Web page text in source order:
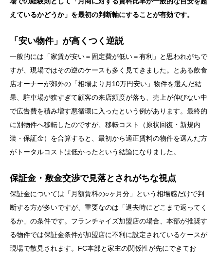
えているかどうか」を最初の判断軸にすることが有効です。
「安い物件」が高くつく逆説
一般的には「家賃が安い＝固定費が低い＝有利」と思われがちで
すが、現場ではその逆のケースも多く見てきました。とある飲食
店オーナーが郊外の「相場より月10万円安い」物件を選んだ結
果、駐車場が狭すぎて顧客の来店頻度が落ち、売上が伸びない中
で広告費を積み増す悪循環に入ったという例があります。最終的
に別物件へ移転したのですが、移転コスト（原状回復・新規内
装・保証金）を合算すると、最初から適正賃料の物件を選んだ方
がトータルコストは低かったという結論になりました。
保証金・敷金交渉で見落とされがちな視点
保証金については「月額賃料の○ヶ月分」という相場感だけで判
断する方が多いですが、重要なのは「退去時にどこまで返ってく
るか」の条件です。フランチャイズ加盟店の場合、本部が推奨す
る物件では保証金条件が加盟店に不利に設定されているケースが
現場で散見されます。FC本部と家主の関係性が先にできてお